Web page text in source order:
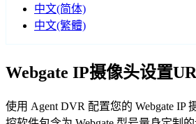
中文(简体)
中文(繁體)
Webgate IP摄像头设置
使用 Agent DVR 配置您的 Webgate IP